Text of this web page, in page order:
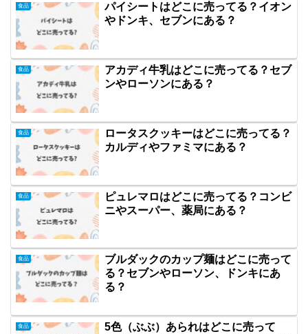
食品
パイシートはどこに売ってる？イオン
やドンキ、セブンにある？
食品
アカディ牛乳はどこに売ってる？セブ
ンやローソンにある？
食品
ロータスクッキーはどこに売ってる？
カルディやファミマにある？
食品
ピュレマロはどこに売ってる？コンビ
ニやスーパー、薬局にある？
食品
ブルダックのカップ麺はどこに売って
る？セブンやローソン、ドンキにあ
る？
食品
5色（ぶぶ）あられはどこに売って